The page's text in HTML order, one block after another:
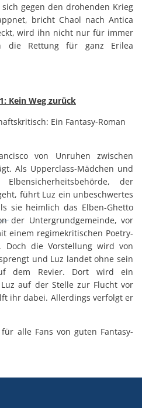
gegen den drohenden Krieg
bricht Chaol nach Antica
wird ihn nicht nur für immer
die Rettung für ganz Erilea
Kein Weg zurück
Ein Fantasy-Roman
von Unruhen zwischen
Als Upperclass-Mädchen und
der
führt Luz ein unbeschwertes
sie heimlich das Elben-Ghetto
der Untergrundgemeinde, vor
einem regimekritischen Poetry-
die Vorstellung wird von
und Luz landet ohne sein
dem Revier. Dort wird ein
auf der Stelle zur Flucht vor
ihr dabei. Allerdings verfolgt er
alle Fans von guten Fantasy-